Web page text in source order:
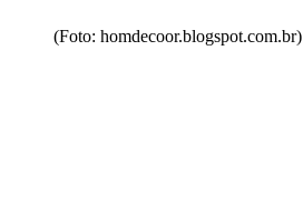
(Foto: homdecoor.blogspot.com.br)